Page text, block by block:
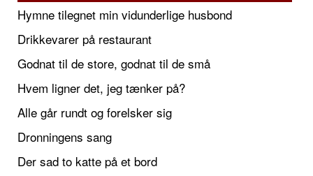
Hymne tilegnet min vidunderlige husbond
Drikkevarer på restaurant
Godnat til de store, godnat til de små
Hvem ligner det, jeg tænker på?
Alle går rundt og forelsker sig
Dronningens sang
Der sad to katte på et bord